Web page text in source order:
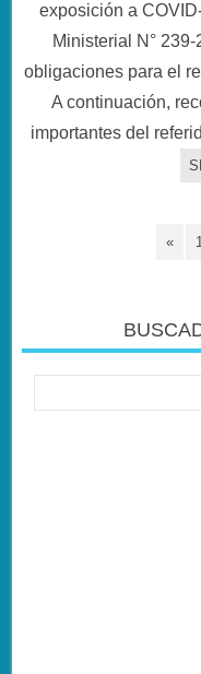
exposición a
Ministerial N°
obligaciones para el
A continuación,
importantes del
« 1